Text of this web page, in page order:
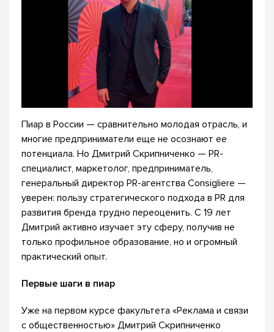
Пиар в России — сравнительно молодая отрасль, и
многие предприниматели еще не осознают ее
потенциала. Но Дмитрий Скрипниченко — PR-
специалист, маркетолог, предприниматель,
генеральный директор PR-агентства Consigliere —
уверен: пользу стратегического подхода в PR для
развития бренда трудно переоценить. С 19 лет
Дмитрий активно изучает эту сферу, получив не
только профильное образование, но и огромный
практический опыт.
Первые шаги в пиар
Уже на первом курсе факультета «Реклама и связи
с общественностью» Дмитрий Скрипниченко